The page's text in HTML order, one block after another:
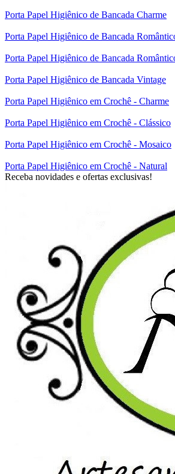
Porta Papel Higiênico de Bancada Charme
Porta Papel Higiênico de Bancada
Porta Papel Higiênico de Bancada
Porta Papel Higiênico de Bancada Vintage
Porta Papel Higiênico em Crochê - Charme
Porta Papel Higiênico em Crochê - Clássico
Porta Papel Higiênico em Crochê - Mosaico
Porta Papel Higiênico em Crochê - Natural
Receba novidades e ofertas exclusivas!